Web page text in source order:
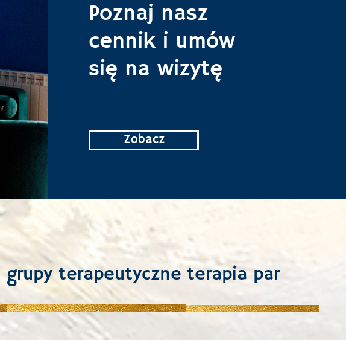
Poznaj nasz
cennik i umów
się na wizytę
Zobacz
grupy terapeutyczne terapia par